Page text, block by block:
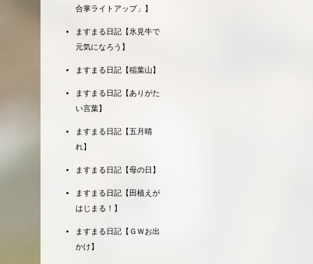
合掌ライトアップ」】
ますまる日記【氷見牛で
元気になろう】
ますまる日記【稲葉山】
ますまる日記【ありがた
い言葉】
ますまる日記【五月晴
れ】
ますまる日記【母の日】
ますまる日記【田植えが
はじまる！】
ますまる日記【ＧＷお出
かけ】